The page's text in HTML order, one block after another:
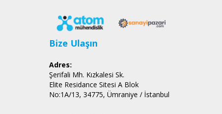
Bize Ulaşın
Adres:
Şerifali Mh. Kızkalesi Sk.
Elite Residance Sitesi A Blok
No:1A/13, 34775, Ümraniye / İstanbul